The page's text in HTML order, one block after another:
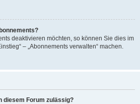
deaktivieren möchten, so können Sie dies im
– „Abonnements verwalten“ machen.
diesem Forum zulässig?